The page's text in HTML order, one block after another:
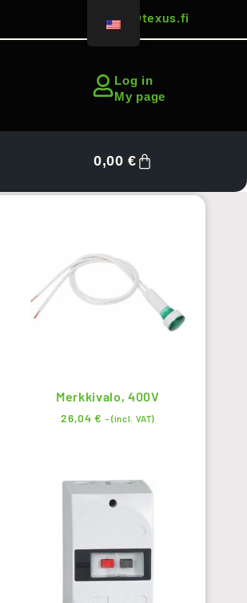
sales@texus.fi
Log in
My page
0,00€
Merkkivalo, 400V
26,04€ - (incl. VAT)